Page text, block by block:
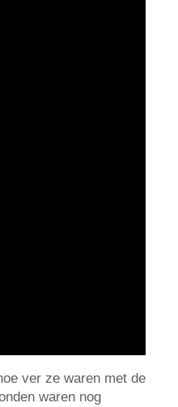
ver ze waren met de
waren nog